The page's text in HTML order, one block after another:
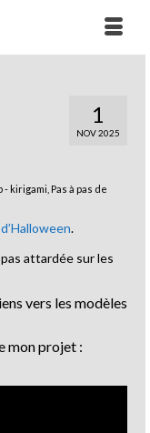
1
NOV 2025
- kirigami Pas à pas de
.
attardée sur les
vers les modèles
mon projet :